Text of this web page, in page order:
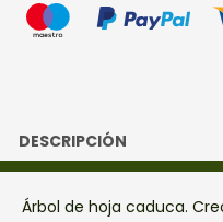
DESCRIPCIÓN
Árbol de hoja caduca.